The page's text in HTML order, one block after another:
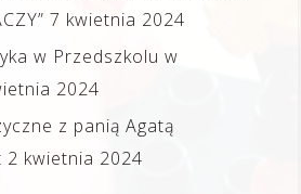
7 kwietnia 2024
w Przedszkolu w
2024
z panią Agatą
2 kwietnia 2024